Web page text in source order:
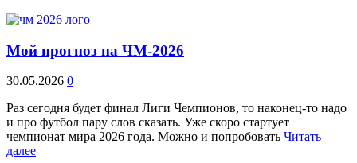
Мой прогноз на ЧМ-2026
30.05.2026 0
Раз сегодня будет финал Лиги Чемпионов, то наконец-то надо
и про футбол пару слов сказать. Уже скоро стартует
чемпионат мира 2026 года. Можно и попробовать Читать
далее